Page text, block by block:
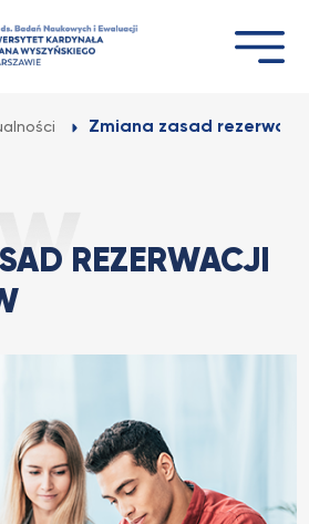
Zmiana zasad
REZERWACJI